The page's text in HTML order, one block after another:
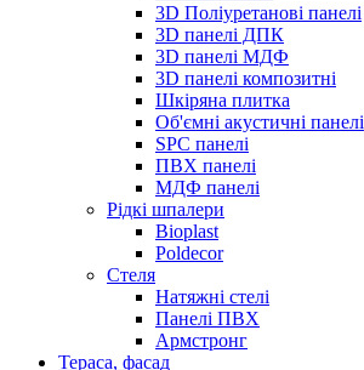
3D Поліуретанові панелі
3D панелі ДПК
3D панелі МДФ
3D панелі композитні
Шкіряна плитка
Об'ємні акустичні панелі
SPC панелі
ПВХ панелі
МДФ панелі
Рідкі шпалери
Bioplast
Poldecor
Стеля
Натяжні стелі
Панелі ПВХ
Армстронг
Тераса, фасад